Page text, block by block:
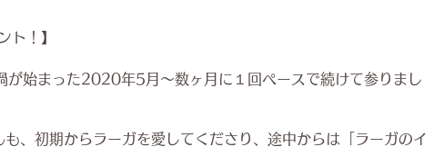
ト！】
始まった2020年5月〜数ヶ月に１回ペースで続けて参りまし
、初期からラーガを愛してくださり、途中からは「ラーガのイ